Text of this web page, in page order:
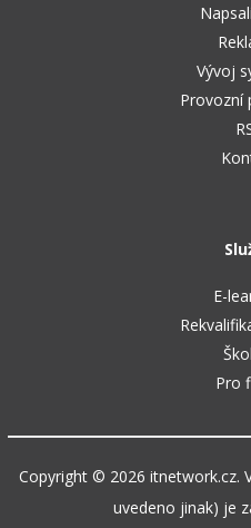
Vývoj
Provozní
E-
Pro
Copyright © 2026 itnetwork.cz.
uvedeno jinak) je